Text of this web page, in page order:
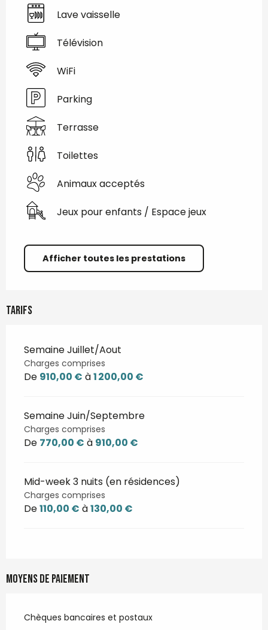
Lave vaisselle
Télévision
WiFi
Parking
Terrasse
Toilettes
Animaux acceptés
Jeux pour enfants / Espace jeux
Afficher toutes les prestations
Tarifs
Semaine Juillet/Aout
Charges comprises
De 910,00 € à1 200,00 €
Semaine Juin/Septembre
Charges comprises
De 770,00 € à 910,00 €
Mid-week 3 nuits (en résidences)
Charges comprises
De110,00 € à130,00 €
Moyens de paiement
Chèques bancaires et postaux